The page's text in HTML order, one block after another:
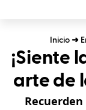
Inicio➜
¡Siente
arte de